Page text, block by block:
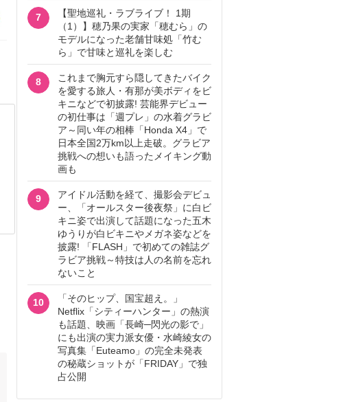
7
【聖地巡礼・ラブライブ！ 1期
（1）】穂乃果の実家「穂むら」の
モデルになった老舗甘味処「竹む
ら」で甘味と巡礼を楽しむ
8
これまで胸元すら隠してきたバイク
を愛する旅人・有那が美ボディをビ
キニなどで初披露! 芸能界デビュー
の初仕事は「週プレ」の水着グラビ
ア～同い年の相棒「Honda X4」で
日本全国2万km以上走破。グラビア
挑戦への想いも語ったメイキング動
画も
9
アイドル活動を経て、撮影会デビュ
ー、「オールスター後夜祭」に白ビ
キニ姿で出演して話題になった五木
ゆうりが白ビキニやメガネ姿などを
披露! 「FLASH」で初めての雑誌グ
ラビア挑戦～特技は人の名前を忘れ
ないこと
10
「そのヒップ、国宝超え。」
Netflix「シティーハンター」の熱演
も話題、映画「長崎─閃光の影で」
にも出演の実力派女優・水崎綾女の
写真集「Euteamo」の完全未発表
の秘蔵ショットが「FRIDAY」で独
占公開